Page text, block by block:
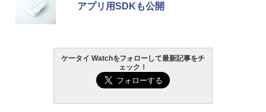
アプリ用SDKも公開
ケータイ Watchをフォローして最新記事をチ
ェック！